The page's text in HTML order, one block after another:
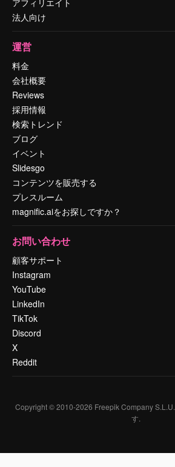
アフィリエイト
法人向け
運営
料金
会社概要
Reviews
採用情報
検索トレンド
ブログ
イベント
Slidesgo
コンテンツを販売する
プレスルーム
magnific.aiをお探しですか？
お問い合わせ
顧客サポート
Instagram
YouTube
LinkedIn
TikTok
Discord
X
Reddit
Copyright © 2010-2026 Freepik Company S.L.U.
す.